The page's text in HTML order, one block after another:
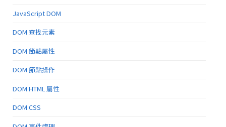
JavaScript DOM
DOM 查找元素
DOM 節點屬性
DOM 節點操作
DOM HTML 屬性
DOM CSS